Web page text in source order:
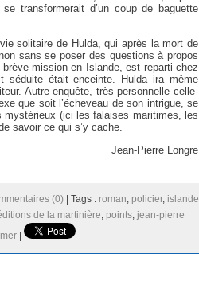
transformerait d’un coup de baguette
solitaire de Hulda, qui après la mort de
sans se poser des questions à propos
mission en Islande, est reparti chez
séduite était enceinte. Hulda ira même
Autre enquête, très personnelle celle-
que soit l’écheveau de son intrigue, se
mystérieux (ici les falaises maritimes, les
savoir ce qui s’y cache.
Jean-Pierre Longre
(0) | Tags : roman, policier, islande
de la martinière, points, jean-pierre